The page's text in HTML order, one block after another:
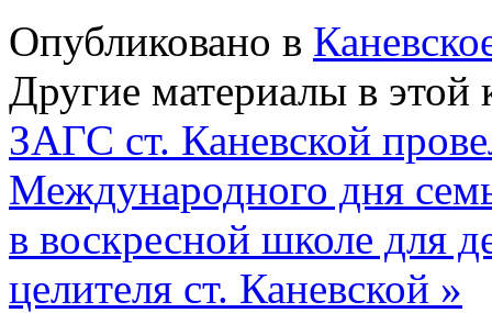
Опубликовано в
Другие материалы в этой
ЗАГС ст. Каневской
Международного дня
в воскресной школе для
целителя ст. Каневской »